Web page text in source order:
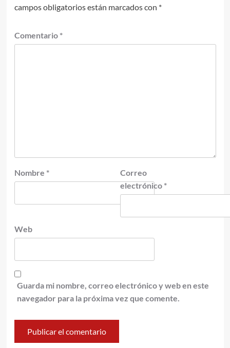
campos obligatorios están marcados con *
Comentario *
Nombre *
Correo
electrónico *
Web
Guarda mi nombre, correo electrónico y web en este
navegador para la próxima vez que comente.